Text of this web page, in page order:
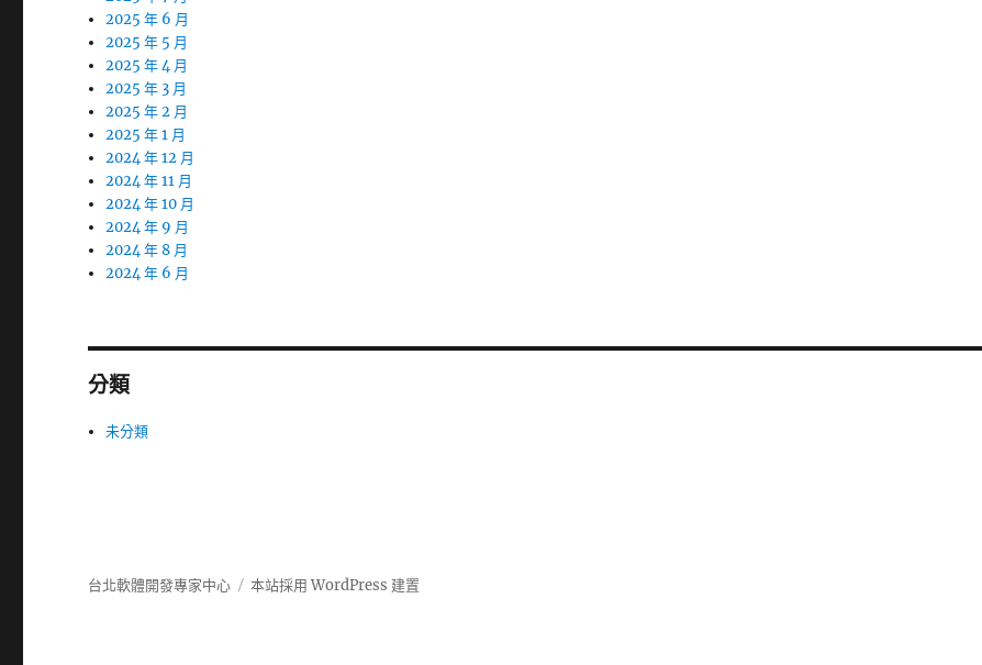
2025 年 6 月
2025 年 5 月
2025 年 4 月
2025 年 3 月
2025 年 2 月
2025 年 1 月
2024 年 12 月
2024 年 11 月
2024 年 10 月
2024 年 9 月
2024 年 8 月
2024 年 6 月
分類
未分類
台北軟體開發專家中心 本站採用 WordPress 建置